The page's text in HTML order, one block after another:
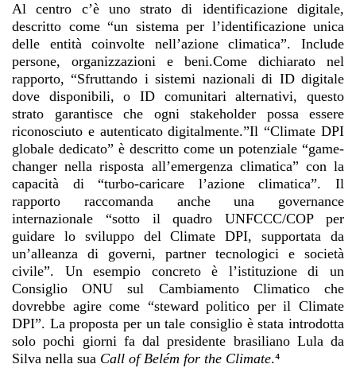
Al centro c’è uno strato di identificazione digitale,
descritto come “un sistema per l’identificazione unica
delle entità coinvolte nell’azione climatica”. Include
persone, organizzazioni e beni.Come dichiarato nel
rapporto, “Sfruttando i sistemi nazionali di ID digitale
dove disponibili, o ID comunitari alternativi, questo
strato garantisce che ogni stakeholder possa essere
riconosciuto e autenticato digitalmente.”Il “Climate DPI
globale dedicato” è descritto come un potenziale “game-
changer nella risposta all’emergenza climatica” con la
capacità di “turbo-caricare l’azione climatica”. Il
rapporto raccomanda anche una governance
internazionale “sotto il quadro UNFCCC/COP per
guidare lo sviluppo del Climate DPI, supportata da
un’alleanza di governi, partner tecnologici e società
civile”. Un esempio concreto è l’istituzione di un
Consiglio ONU sul Cambiamento Climatico che
dovrebbe agire come “steward politico per il Climate
DPI”. La proposta per un tale consiglio è stata introdotta
solo pochi giorni fa dal presidente brasiliano Lula da
Silva nella sua Call of Belém for the Climate.⁴